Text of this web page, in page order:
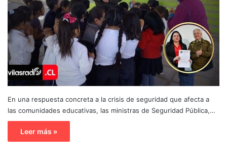
En una respuesta concreta a la crisis de seguridad que afecta a
las comunidades educativas, las ministras de Seguridad Pública,…
Leer más »